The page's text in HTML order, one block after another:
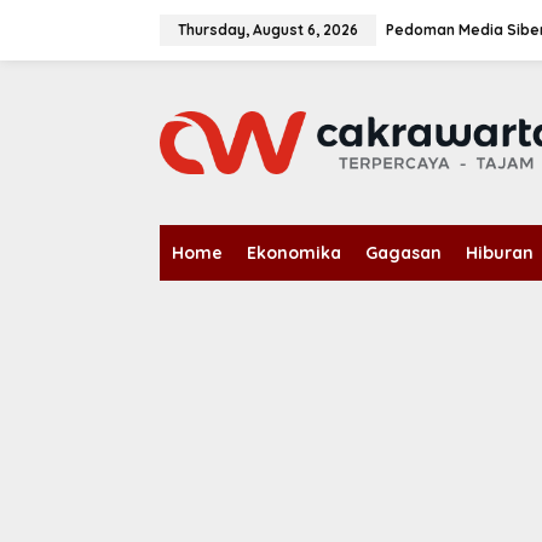
Thursday, August 6, 2026 Pedoman Media
Home Ekonomika Gagasan Hiburan